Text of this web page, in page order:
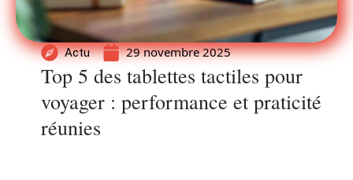
Actu 29 novembre 2025
Top 5 des tablettes tactiles pour
voyager : performance et praticité
réunies